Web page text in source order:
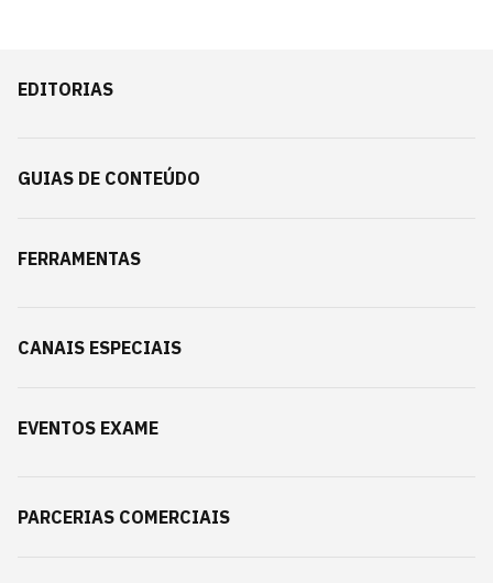
EDITORIAS
GUIAS DE CONTEÚDO
FERRAMENTAS
CANAIS ESPECIAIS
EVENTOS EXAME
PARCERIAS COMERCIAIS